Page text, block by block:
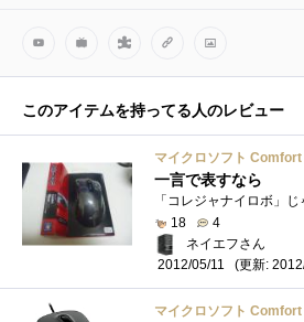
このアイテムを持ってる人のレビュー
マイクロソフト
一言で表すなら
18
4
ネイエフさん
2012/05/11
(更新:
マイクロソフト